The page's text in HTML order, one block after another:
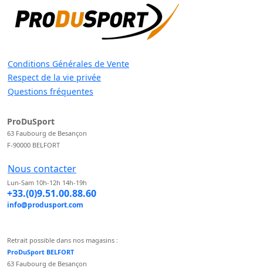
Conditions Générales de Vente
Respect de la vie privée
Questions fréquentes
ProDuSport
63 Faubourg de Besançon
F-90000 BELFORT
Nous contacter
Lun-Sam 10h-12h 14h-19h
+33.(0)9.51.00.88.60
info@produsport.com
Retrait possible dans nos magasins :
ProDuSport BELFORT
63 Faubourg de Besançon